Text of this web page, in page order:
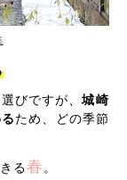
びですが、 城崎
ため、どの季節
る春 。